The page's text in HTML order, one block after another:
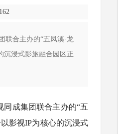
联合主办的“五凤溪·龙
沉浸式影旅融合园区正
同成集团联合主办的“五
影视IP为核心的沉浸式